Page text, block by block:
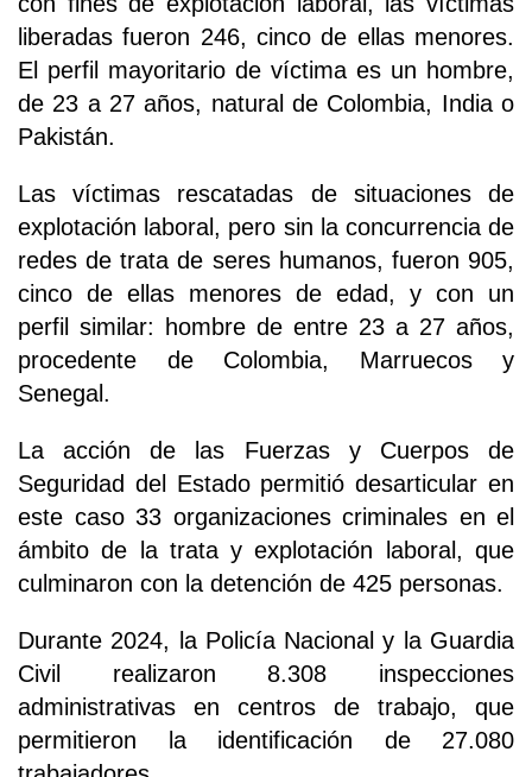
liberadas fueron 246, cinco de ellas menores.
El perfil mayoritario de víctima es un hombre,
de 23 a 27 años, natural de Colombia, India o
Pakistán.
Las víctimas rescatadas de situaciones de
explotación laboral, pero sin la concurrencia de
redes de trata de seres humanos, fueron 905,
cinco de ellas menores de edad, y con un
perfil similar: hombre de entre 23 a 27 años,
procedente de Colombia, Marruecos y
Senegal.
La acción de las Fuerzas y Cuerpos de
Seguridad del Estado permitió desarticular en
este caso 33 organizaciones criminales en el
ámbito de la trata y explotación laboral, que
culminaron con la detención de 425 personas.
Durante 2024, la Policía Nacional y la Guardia
Civil realizaron 8.308 inspecciones
administrativas en centros de trabajo, que
permitieron la identificación de 27.080